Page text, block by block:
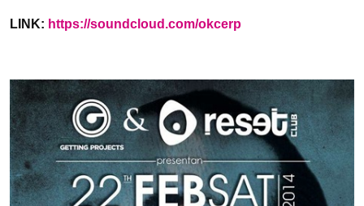
LINK: https://soundcloud.com/okcerp